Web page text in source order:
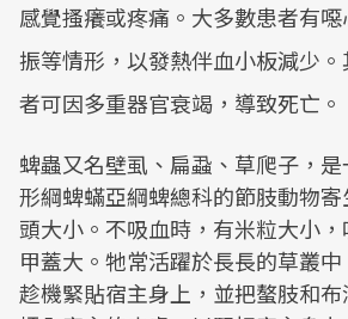
感覺搔癢或疼痛。大多數患者有
振等情形，以發熱伴血小板減少
者可因多重器官衰竭，導致死亡。
蜱蟲又名壁虱、扁蝨、草爬子，
形綱蜱蟎亞綱蜱總科的節肢動物
頭大小。不吸血時，有米粒大小
甲蓋大。牠常活躍於長長的草叢中
趁機緊貼宿主身上，並把螯肢和